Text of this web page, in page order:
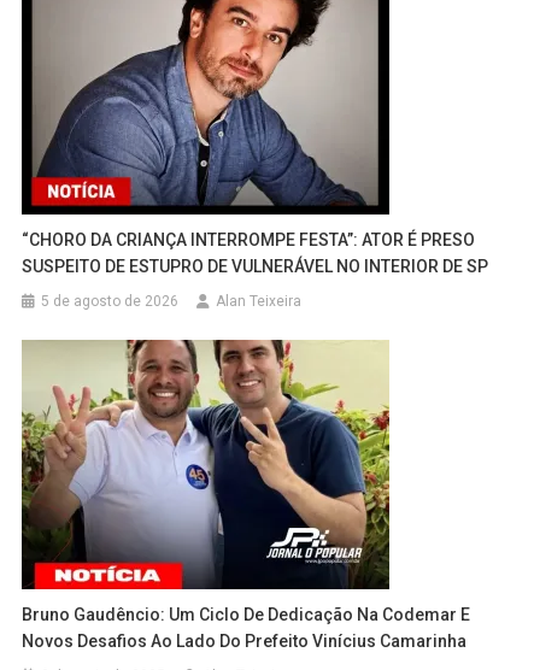
“CHORO DA CRIANÇA INTERROMPE FESTA”: ATOR É PRESO
SUSPEITO DE ESTUPRO DE VULNERÁVEL NO INTERIOR DE SP
5 de agosto de 2026 Alan Teixeira
Bruno Gaudêncio: Um Ciclo De Dedicação Na Codemar E
Novos Desafios Ao Lado Do Prefeito Vinícius Camarinha